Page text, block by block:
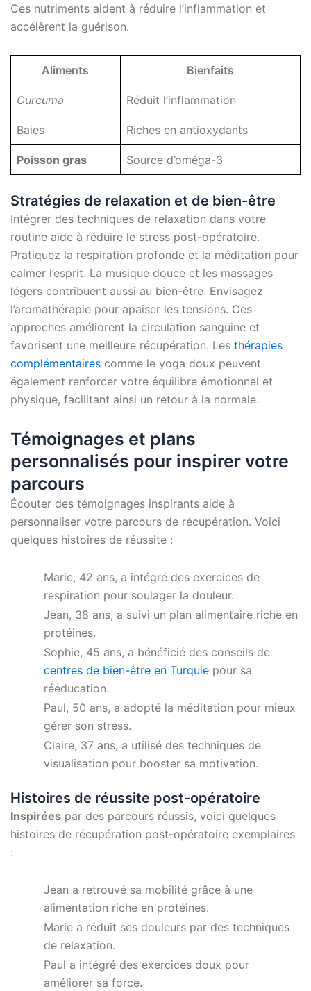
Ces nutriments aident à réduire l’inflammation et
accélèrent la guérison.
Aliments Bienfaits
Curcuma Réduit l’inflammation
Baies Riches en antioxydants
Poisson gras Source d’oméga-3
Stratégies de relaxation et de bien-être
Intégrer des techniques de relaxation dans votre
routine aide à réduire le stress post-opératoire.
Pratiquez la respiration profonde et la méditation pour
calmer l’esprit. La musique douce et les massages
légers contribuent aussi au bien-être. Envisagez
l’aromathérapie pour apaiser les tensions. Ces
approches améliorent la circulation sanguine et
favorisent une meilleure récupération. Les thérapies
complémentairescomme le yoga doux peuvent
également renforcer votre équilibre émotionnel et
physique, facilitant ainsi un retour à la normale.
Témoignages et plans
personnalisés pour inspirer votre
parcours
Écouter des témoignages inspirants aide à
personnaliser votre parcours de récupération. Voici
quelques histoires de réussite :
Marie, 42 ans, a intégré des exercices de
respiration pour soulager la douleur.
Jean, 38 ans, a suivi un plan alimentaire riche en
protéines.
Sophie, 45 ans, a bénéficié des conseils de
centres de bien-être en Turquiepour sa
rééducation.
Paul, 50 ans, a adopté la méditation pour mieux
gérer son stress.
Claire, 37 ans, a utilisé des techniques de
visualisation pour booster sa motivation.
Histoires de réussite post-opératoire
Inspiréespar des parcours réussis, voici quelques
histoires de récupération post-opératoire exemplaires
:
Jean a retrouvé sa mobilité grâce à une
alimentation riche en protéines.
Marie a réduit ses douleurs par des techniques
de relaxation.
Paul a intégré des exercices doux pour
améliorer sa force.